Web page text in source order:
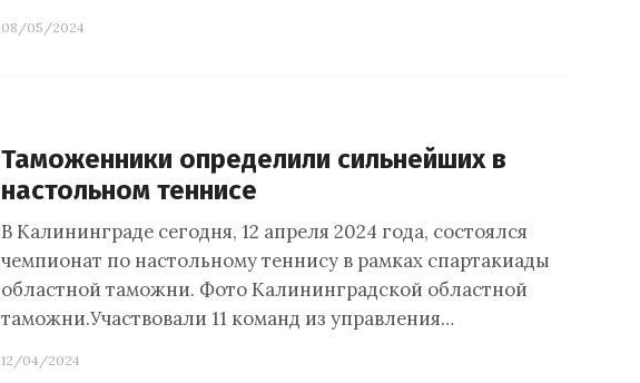
08/05/2024
Таможенники определили сильнейших в
настольном теннисе
В Калининграде сегодня, 12 апреля 2024 года, состоялся
чемпионат по настольному теннису в рамках спартакиады
областной таможни. Фото Калининградской областной
таможни.Участвовали 11 команд из управления…
12/04/2024